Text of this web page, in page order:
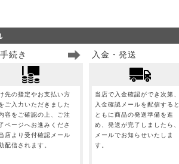
続き
先の指定やお支払い方
ご入力いただきました
容をご確認の上、ご注
ページへお進みくださ
店より受付確認メール
配信されます。
入金・発送
当店で入金確認ができ次第、
入金確認メールを配信すると
ともに商品の発送準備を進
め、発送が完了しましたら、
メールでお知らせいたしま
す。